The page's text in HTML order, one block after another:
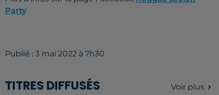
Party
Publié : 3 mai 2022 à 7h30
TITRES DIFFUSÉS Voir plus